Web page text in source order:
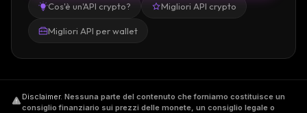
Cos'è un'API crypto? Migliori API crypto
Migliori API per wallet
Disclaimer. Nessuna parte del contenuto che forniamo costituisce un
consiglio finanziario sui prezzi delle monete, un consiglio legale o